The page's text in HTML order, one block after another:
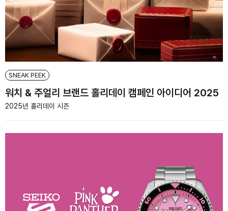
SNEAK PEEK
워치 & 주얼리 브랜드 홀리데이 캠페인 아이디어 2025
2025년 홀리데이 시즌